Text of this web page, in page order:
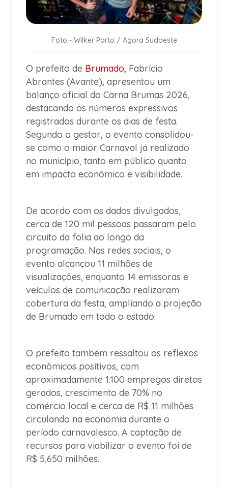
Foto - Wilker Porto / Agora Sudoeste
O prefeito de Brumado, Fabrício
Abrantes (Avante), apresentou um
balanço oficial do Carna Brumas 2026,
destacando os números expressivos
registrados durante os dias de festa.
Segundo o gestor, o evento consolidou-
se como o maior Carnaval já realizado
no município, tanto em público quanto
em impacto econômico e visibilidade.
De acordo com os dados divulgados,
cerca de 120 mil pessoas passaram pelo
circuito da folia ao longo da
programação. Nas redes sociais, o
evento alcançou 11 milhões de
visualizações, enquanto 14 emissoras e
veículos de comunicação realizaram
cobertura da festa, ampliando a projeção
de Brumado em todo o estado.
O prefeito também ressaltou os reflexos
econômicos positivos, com
aproximadamente 1.100 empregos diretos
gerados, crescimento de 70% no
comércio local e cerca de R$ 11 milhões
circulando na economia durante o
período carnavalesco. A captação de
recursos para viabilizar o evento foi de
R$ 5,650 milhões.